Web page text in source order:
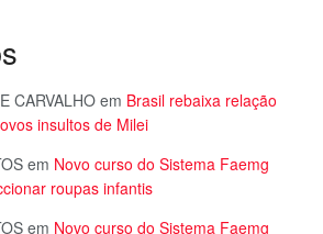
CARVALHO em Brasil rebaixa relação
insultos de Milei
em Novo curso do Sistema Faemg
roupas infantis
em Novo curso do Sistema Faemg